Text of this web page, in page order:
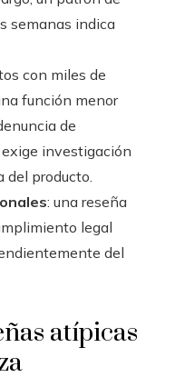
semanas indica
con miles de
función menor
de
investigación
producto.
: una reseña
legal
del
atípicas